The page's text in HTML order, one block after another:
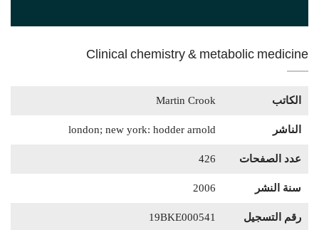
Clinical chemistry & metabolic medicine
الكاتب Martin Crook
الناشر london; new york: hodder arnold
عدد الصفحات 426
سنة النشر 2006
رقم التسجيل 19BKE000541